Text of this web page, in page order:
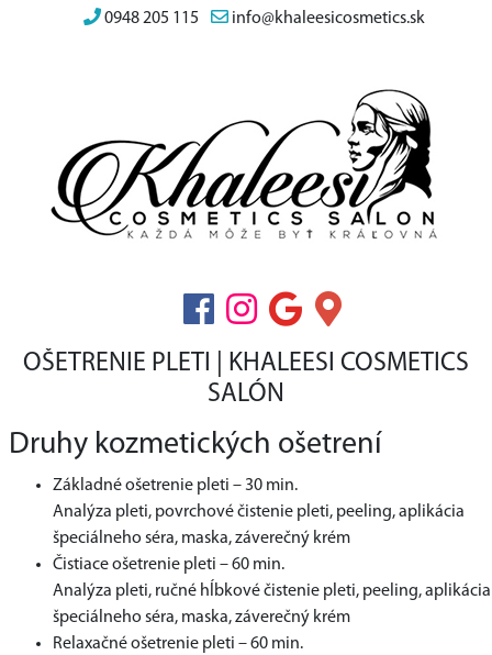
0948 205 115 info@khaleesicosmetics.sk
OŠETRENIE PLETI | KHALEESI COSMETICS
SALÓN
Druhy kozmetických ošetrení
Základné ošetrenie pleti – 30 min.
Analýza pleti, povrchové čistenie pleti, peeling, aplikácia
špeciálneho séra, maska, záverečný krém
Čistiace ošetrenie pleti – 60 min.
Analýza pleti, ručné hĺbkové čistenie pleti, peeling, aplikácia
špeciálneho séra, maska, záverečný krém
Relaxačné ošetrenie pleti – 60 min.